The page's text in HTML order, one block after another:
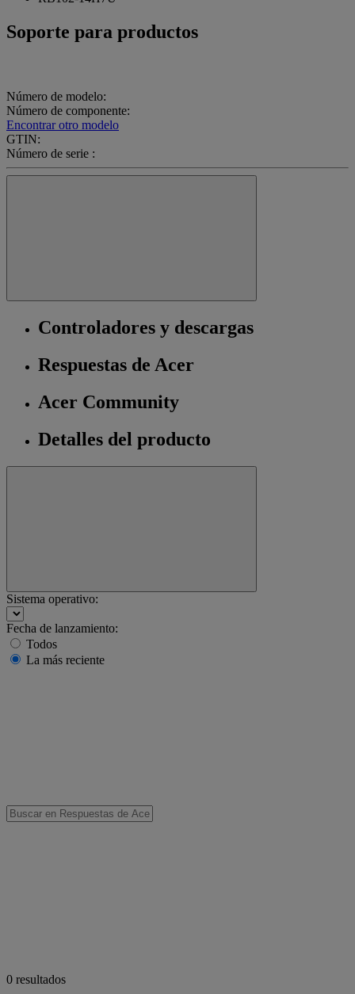
Soporte para productos
Número de modelo:
Número de componente:
Encontrar otro modelo
GTIN:
Número de serie :
Controladores y descargas
Respuestas de Acer
Acer Community
Detalles del producto
Sistema operativo:
Fecha de lanzamiento:
Todos
La más reciente
0 resultados